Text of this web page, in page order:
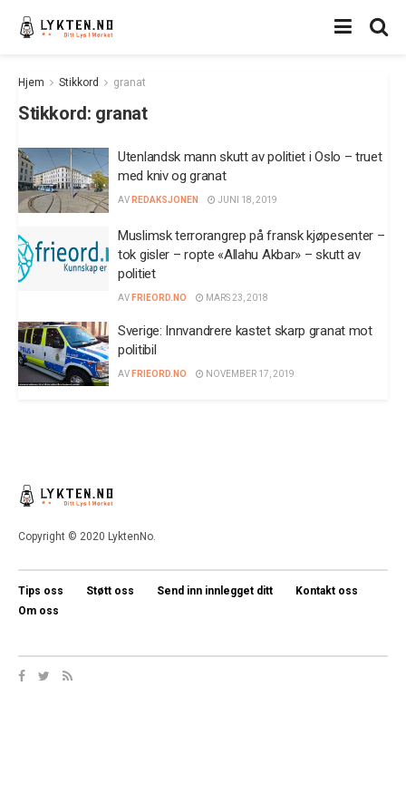
Hjem Stikkord granat
Stikkord: granat
Utenlandsk mann skutt av politiet i Oslo – truet
med kniv og granat
AV REDAKSJONEN JUNI 18, 2019
Muslimsk terrorangrep på fransk kjøpesenter –
tok gisler – ropte «Allahu Akbar» – skutt av
politiet
AV FRIEORD.NO MARS 23, 2018
Sverige: Innvandrere kastet skarp granat mot
politibil
AV FRIEORD.NO NOVEMBER 17, 2019
Copyright © 2020 LyktenNo.
Tips oss Støtt oss Send inn innlegget ditt
Kontakt oss
Om oss